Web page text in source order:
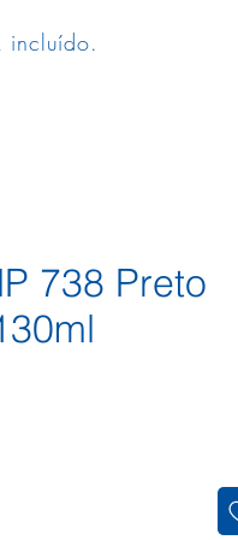
incluído.
738 Preto